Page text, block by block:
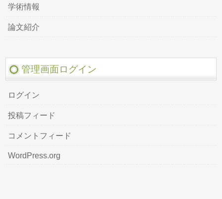
学術情報
論文紹介
管理画面ログイン
ログイン
投稿フィード
コメントフィード
WordPress.org